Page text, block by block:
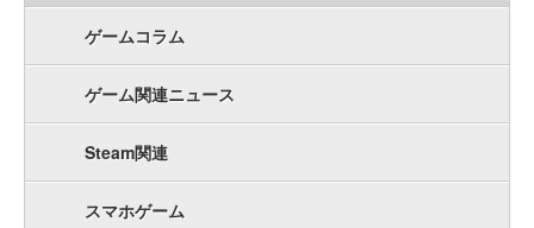
ゲームコラム
ゲーム関連ニュース
Steam関連
スマホゲーム